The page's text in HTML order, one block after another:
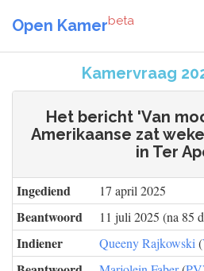
Open Kamerbeta
Kamervraag
Het bericht 'Van
Amerikaanse zat
in Ter
Ingediend 17 april 2025
Beantwoord 11 juli 2025 (na 85
Indiener Queeny Rajkowski (